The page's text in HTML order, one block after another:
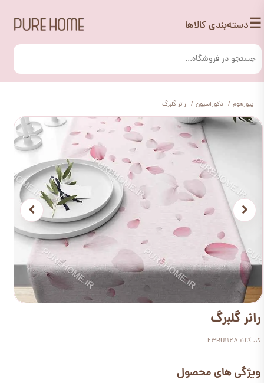
☰دسته‌بندی کالاها
پیورهوم دکوراسیون رانر گلبرگ
رانر گلبرگ
کد کالا: F3RU1128
ویژگی های محصول